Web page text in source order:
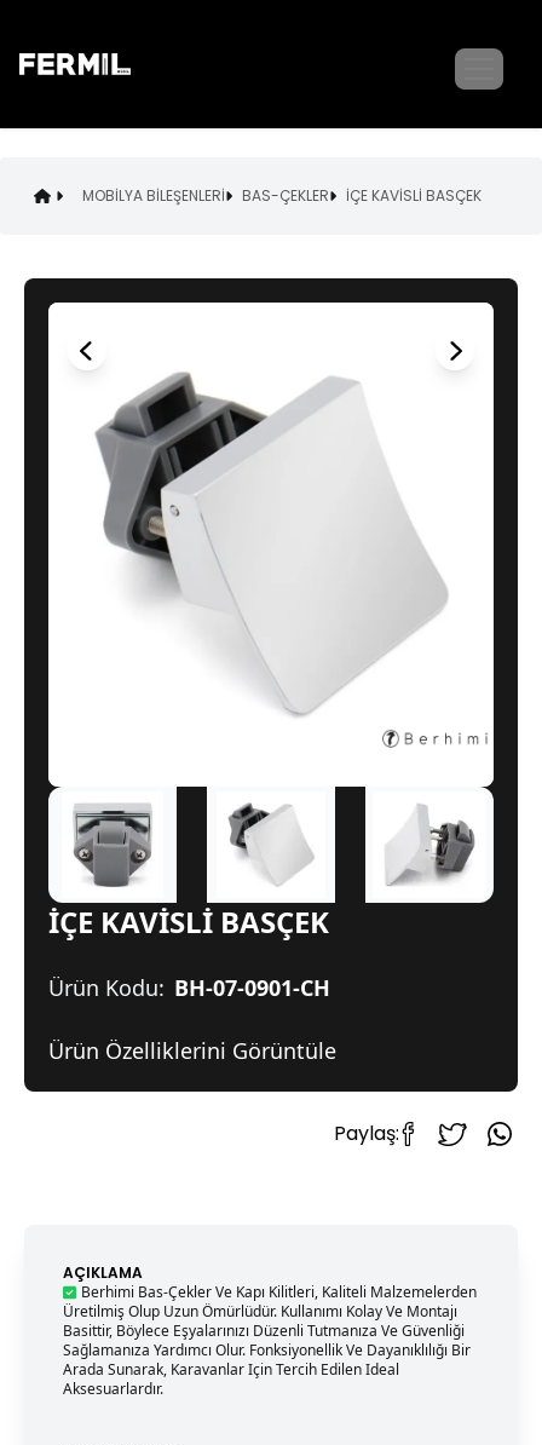
MOBİLYA BİLEŞENLERİ BAS-ÇEKLER İÇE KAVİSLİ BASÇEK
İÇE KAVİSLİ BASÇEK
Ürün Kodu: BH-07-0901-CH
Ürün Özelliklerini Görüntüle
Paylaş:
AÇIKLAMA
Berhimi Bas-Çekler Ve Kapı Kilitleri, Kaliteli Malzemelerden
Üretilmiş Olup Uzun Ömürlüdür. Kullanımı Kolay Ve Montajı
Basittir, Böylece Eşyalarınızı Düzenli Tutmanıza Ve Güvenliği
Sağlamanıza Yardımcı Olur. Fonksiyonellik Ve Dayanıklılığı Bir
Arada Sunarak, Karavanlar Için Tercih Edilen Ideal
Aksesuarlardır.